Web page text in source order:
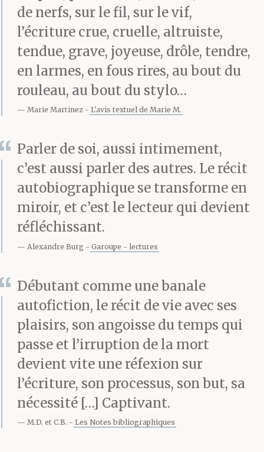
Je pense à ma mère qui
est à Noisy, dans son
Ehpad. Elle est toute
seule là-bas et nous, on
est ici. L’été dernier,
alors que ma soeur la
raccompagnait dans
sa chambre après qu’on
a passé l’après-midi
s’est cognée le dos en
tombant contre la
barrière du lit. Il n’y
avait rien de cassé, mais
elle est restée alitée
trois jours, à crier dès
de nerfs, sur le fil, sur le vif,
l’écriture crue, cruelle, altruiste,
tendue, grave, joyeuse, drôle, tendre,
en larmes, en fous rires, au bout du
rouleau, au bout du stylo…
Marie Martinez L'avis textuel de Marie M.
Parler de soi, aussi intimement,
c’est aussi parler des autres. Le récit
autobiographique se transforme en
miroir, et c’est le lecteur qui devient
réfléchissant.
Alexandre Burg Garoupe - lectures
Débutant comme une banale
autofiction, le récit de vie avec ses
plaisirs, son angoisse du temps qui
passe et l’irruption de la mort
devient vite une réfexion sur
l’écriture, son processus, son but, sa
nécessité […] Captivant.
M.D. et C.B. Les Notes bibliographiques